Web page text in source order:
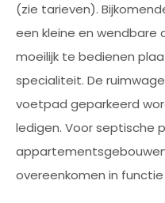
(zie tarieven).
een kleine en wendbare
moeilijk te bedienen
specialiteit. De
voetpad geparkeerd
ledigen. Voor septische
overeenkomen in